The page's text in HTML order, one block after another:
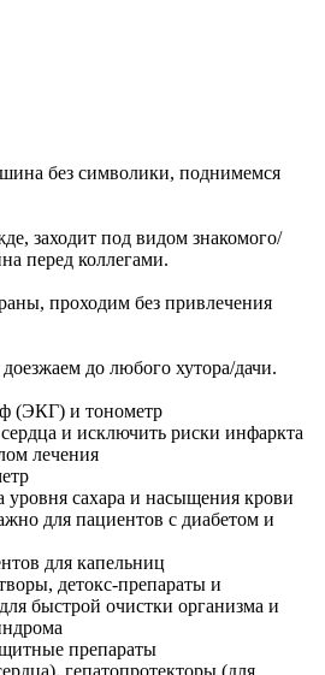
без символики, поднимемся
заходит под видом знакомого/
перед коллегами.
проходим без привлечения
до любого хутора/дачи.
(ЭКГ) и тонометр
и исключить риски инфаркта
лечения
уровня сахара и насыщения крови
для пациентов с диабетом и
для капельниц
детокс-препараты и
быстрой очистки организма и
препараты